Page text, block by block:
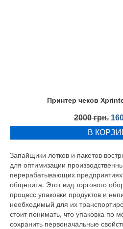
Принтер чеков
2000грн.
В
Запайщики лотков и пакетов
для оптимизации
перерабатывающих
общепита. Этот вид торгового
процесс упаковки продуктов и
необходимый для их
стоит понимать, что упаковка по
сохранить первоначальные